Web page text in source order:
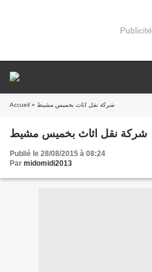
Publicité
Accueil » شركة نقل اثاث بخميس مشيط
شركة نقل اثاث بخميس مشيط
Publié le 28/08/2015 à 08:24
Par midomidi2013